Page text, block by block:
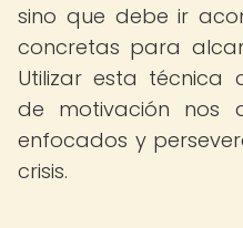
sino que debe ir
concretas para
Utilizar esta técnica
de motivación nos
enfocados y
crisis.